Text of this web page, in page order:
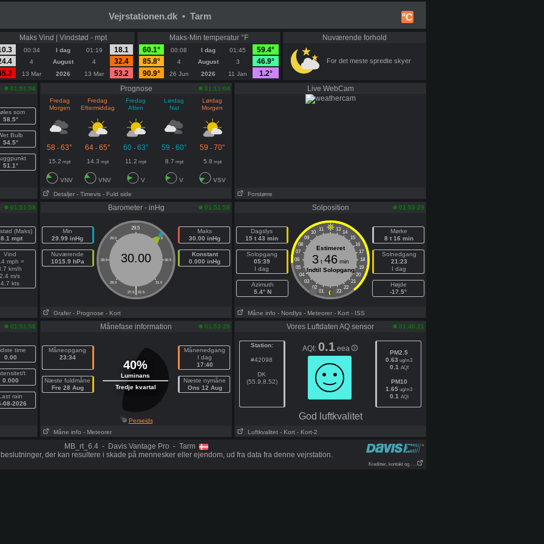
°C
Vejrstationen.dk • Tarm
Maks Vind | Vindstød - mpt
00:34 I dag 01:19
18.1
4 August 4
32.4
13 Mar 2026 13 Mar 53.2
Maks-Min temperatur °F
60.1°
00:08 I dag 01:45
59.4°
85.8°
4 August 3
46.9°
90.9°
26 Jun 2026 11 Jan 1.2°
Nuværende forhold
For det meste spredte skyer
01:51:58
som
58.5°
Bulb
54.5°
51.1°
Prognose
01:11:04
Fredag
Morgen
Fredag
Eftermiddag
Fredag
Aften
Lørdag
Nat
Lørdag
Morgen
58 - 63° 64- 65° 60- 63° 59 - 60° 59 - 70°
15.2 mpt 14.3 mpt 11.2 mpt 8.7 mpt 5.8 mpt
VNV VNV V V VSV
Detaljer - Timevis - Fuld side
Live WebCam
Forstørre
01:51:58
(Maks)
mpt
Vind
mph =
km/h
2.4 m/s
4.7 kts
Barometer - inHg 01:51:58
Min
29.99 inHg
Nuværende
1015.9 hPa
29.5
29.0 30.0
28.5 30.5
28.0 31.0
|
27.5 31.5
30.00
Maks
30.00 inHg
Konstant
0.000 inHg
Grafer - Prognose - Kort
Solposition 01:53:29
Dagslys
15 t 43 min
Solopgang
05:39
I dag
Azimuth
5.4° N
11 13
10
14
09
15
08
16
07
17
06
18
05
19
04
20
03
21
02
22
01 23
Estimeret
3t 46min
Indtil Solopgang
Mørke
8 t 16 min
Solnedgang
21:23
I dag
Højde
-17.5°
Måne info - Nordlys - Meteorer - Kort - ISS
01:51:58
time
0.00
t
0.000
rain
08-2026
Månefase information 01:53:29
Måneopgang
23:34
Næste fuldmåne
Fre 28 Aug
40%
Luminans
Tredje kvartal
Månenedgang
I dag
17:40
Næste nymåne
Ons 12 Aug
Perseids
Måne info - Meteorer
Vores Luftdaten AQ sensor 01:46:21
Station:
#42098
DK
(55.9,8.52)
AQI: 0.1 eea
PM2.5
0.63 ug/m3
0.1 AQI
PM10
1.65 ug/m3
0.1 AQI
God luftkvalitet
Luftkvalitet - Kort - Kort-2
MB_rt_6.4 - Davis Vantage Pro - Tarm
der kan resultere i skade på mennesker eller ejendom, ud fra data fra denne vejrstation.
Kreditter, kontakt og . . .